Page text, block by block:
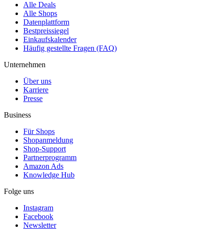
Alle Deals
Alle Shops
Datenplattform
Bestpreissiegel
Einkaufskalender
Häufig gestellte Fragen (FAQ)
Unternehmen
Über uns
Karriere
Presse
Business
Für Shops
Shopanmeldung
Shop-Support
Partnerprogramm
Amazon Ads
Knowledge Hub
Folge uns
Instagram
Facebook
Newsletter